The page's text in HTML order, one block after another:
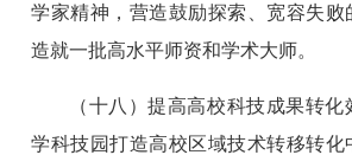
学家精神，营造鼓励探索、宽容失败
造就一批高水平师资和学术大师。
（十八）提高高校科技成果转
学科技园打造高校区域技术转移转化